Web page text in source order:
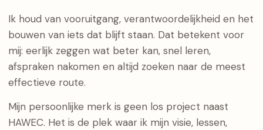
Ik houd van vooruitgang, verantwoordelijkheid en het
bouwen van iets dat blijft staan. Dat betekent voor
mij: eerlijk zeggen wat beter kan, snel leren,
afspraken nakomen en altijd zoeken naar de meest
effectieve route.
Mijn persoonlijke merk is geen los project naast
HAWEC. Het is de plek waar ik mijn visie, lessen,